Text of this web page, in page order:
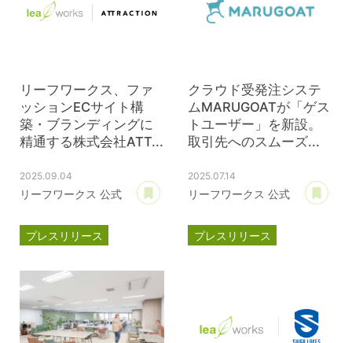
リーフワークス、ファ
ッションECサイト構
築・ブランディングに
精通する株式会社ATT...
2025.09.04
リーフワークス 公式
あとで読む
プレスリリース
ATTRACTION
クラウド受発注システ
ムMARUGOATが「ゲス
トユーザー」を新設。
取引先へのスムーズ...
2025.07.14
リーフワークス 公式
プレスリリース